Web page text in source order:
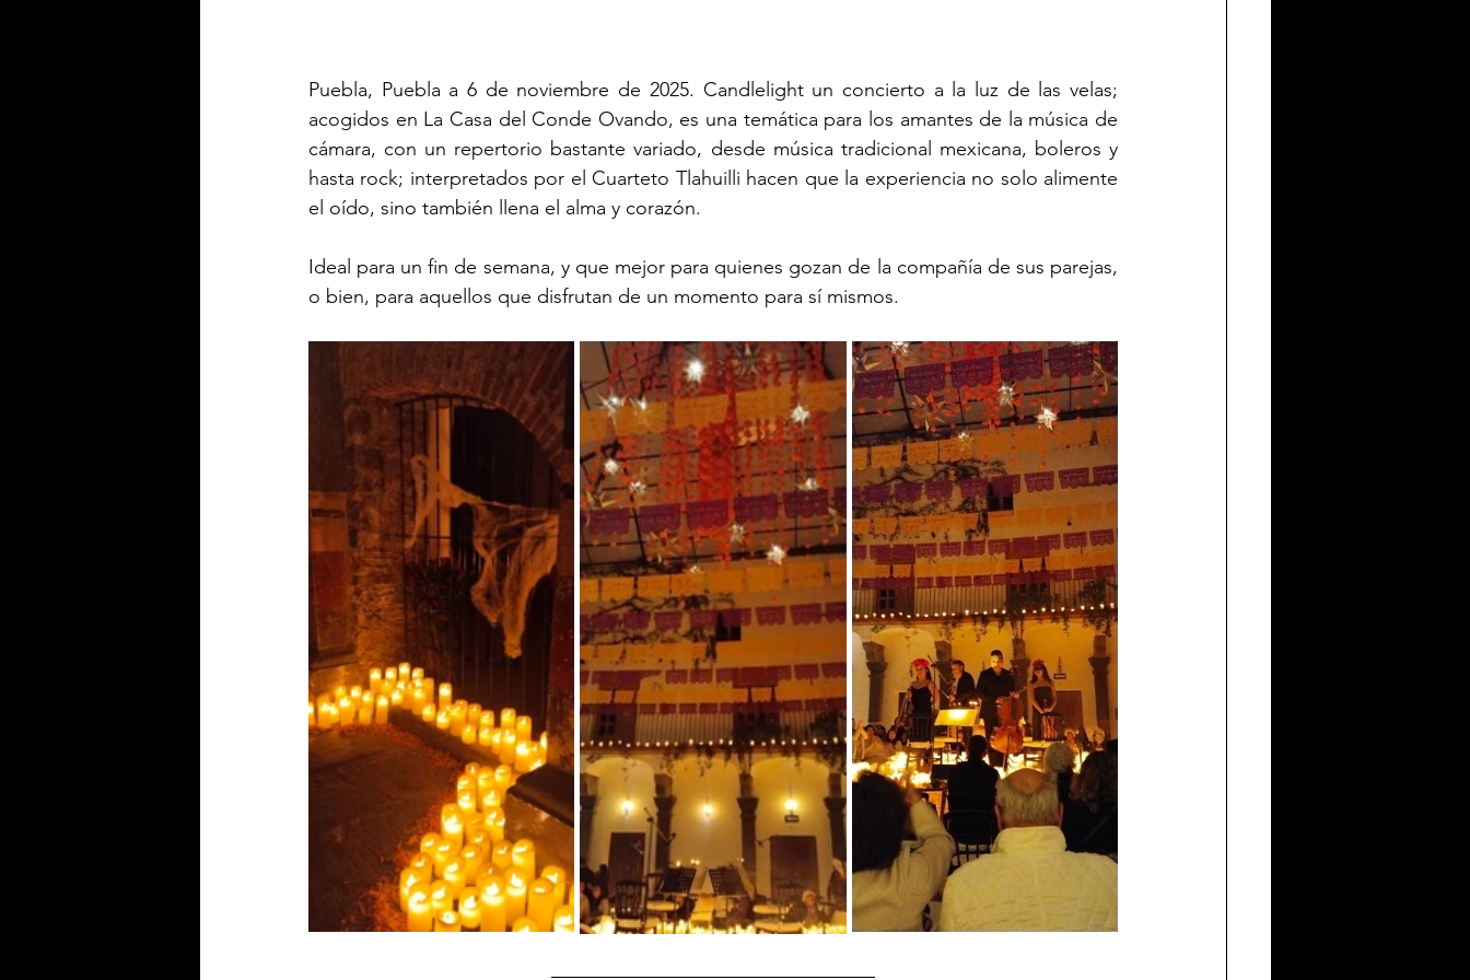
Puebla, Puebla a 6 de noviembre de 2025. Candlelight un concierto a la luz de las velas;
acogidos en La Casa del Conde Ovando, es una temática para los amantes de la música de
cámara, con un repertorio bastante variado, desde música tradicional mexicana, boleros y
hasta rock; interpretados por el Cuarteto Tlahuilli hacen que la experiencia no solo alimente
el oído, sino también llena el alma y corazón.
Ideal para un fin de semana, y que mejor para quienes gozan de la compañía de sus parejas,
o bien, para aquellos que disfrutan de un momento para sí mismos.